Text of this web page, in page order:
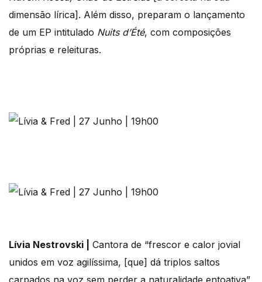
dimensão lírica]. Além disso, preparam o lançamento
de um EP intitulado Nuits d’Été, com composições
próprias e releituras.
Lívia Nestrovski |
Cantora de “frescor e calor jovial
unidos em voz agilíssima, [que] dá triplos saltos